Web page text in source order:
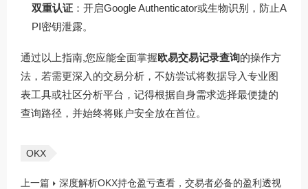
双重认证 ：开启Google Authenticator或生物识别，防止A
PI密钥泄露。
通过以上指南,您应能全面掌握欧易交易记录查询的操作方
法，若需更深入的交易分析，不妨尝试将数据导入专业图
表工具或社区分析平台，记得根据自身需求选择最便捷的
查询路径，并始终将账户安全放在首位。
OKX
上一篇
深度解析OKX持仓盈亏查看，交易者必备的盈利透视